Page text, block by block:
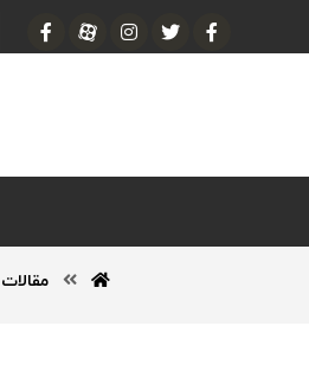
مقالات